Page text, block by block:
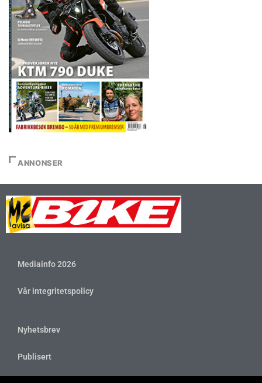
ANNONSER
Mediainfo 2026
Vår integritetspolicy
Nyhetsbrev
Publisert